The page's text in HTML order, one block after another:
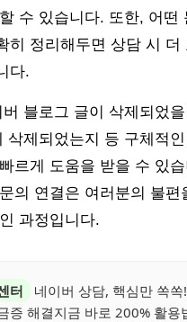
수 있습니다. 또한, 어떤
히 정리해두면 상담 시 더
다.
블로그 글이 삭제되었
삭제되었는지 등 구체적
르게 도움을 받을 수 있
의 연결은 여러분의 불편
과정입니다.
터
네이버 상담, 핵심만 쏙
증 해결지금 바로 200% 활용